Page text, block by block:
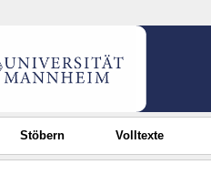
Stöbern Volltexte